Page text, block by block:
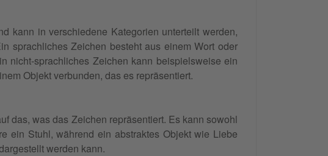
kann in verschiedene Kategorien unterteilt werden,
sprachliches Zeichen besteht aus einem Wort oder
nicht-sprachliches Zeichen kann beispielsweise ein
Objekt verbunden, das es repräsentiert.
das, was das Zeichen repräsentiert. Es kann sowohl
ein Stuhl, während ein abstraktes Objekt wie Liebe
werden kann.